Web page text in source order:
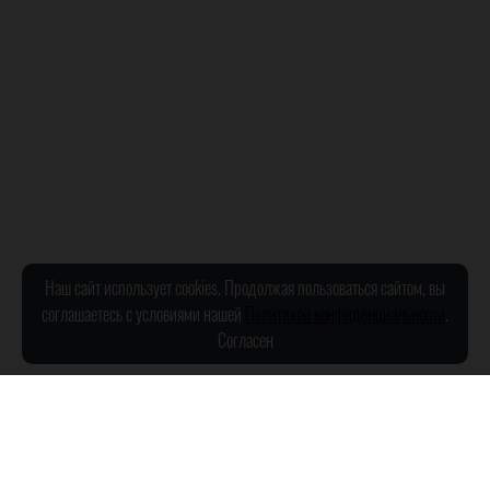
Наш сайт использует cookies. Продолжая пользоваться сайтом, вы
соглашаетесь с условиями нашей
.
Согласен